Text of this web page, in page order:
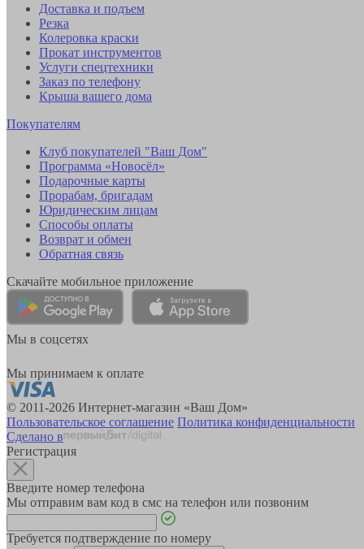
Доставка и подъем
Резка
Колеровка краски
Прокат инструментов
Услуги спецтехники
Заказ по телефону
Крыша вашего дома
Покупателям
Клуб покупателей "Ваш Дом"
Программа «Новосёл»
Подарочные карты
Прорабам, бригадам
Юридическим лицам
Способы оплаты
Возврат и обмен
Обратная связь
Скачайте мобильное приложение
Мы в соцсетях
Мы принимаем к оплате
© 2011-2026 Интернет-магазин «Ваш Дом»
Пользовательское соглашение Политика конфиденциальности
Сделано в
Регистрация
Введите номер телефона
Мы отправим вам код в смс на телефон или позвоним
Требуется подтверждение по номеру